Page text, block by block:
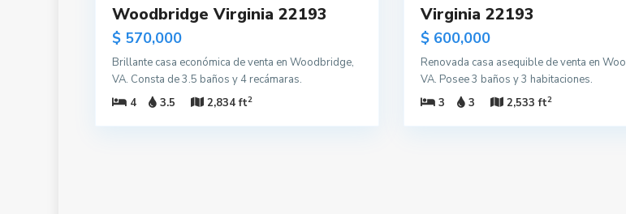
Woodbridge Virginia 22193
$ 570,000
Brillante casa económica de venta en Woodbridge,
VA. Consta de 3.5 baños y 4 recámaras.
4
3.5 2,834 ft2
Virginia 22193
$ 600,000
Renovada casa asequible de venta en
VA. Posee 3 baños y 3 habitaciones.
3
3 2,533 ft2